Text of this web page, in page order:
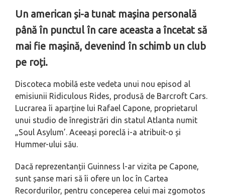
Un american și-a tunat mașina personală
până în punctul în care aceasta a încetat să
mai fie mașină, devenind în schimb un club
pe roți.
Discoteca mobilă este vedeta unui nou episod al
emisiunii Ridiculous Rides, produsă de Barcroft Cars.
Lucrarea îi aparține lui Rafael Capone, proprietarul
unui studio de înregistrări din statul Atlanta numit
„Soul Asylum’. Aceeași poreclă i-a atribuit-o și
Hummer-ului său.
Dacă reprezentanții Guinness l-ar vizita pe Capone,
sunt șanse mari să îi ofere un loc în Cartea
Recordurilor, pentru conceperea celui mai zgomotos